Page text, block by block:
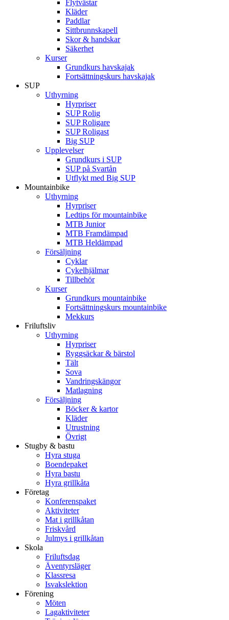
Flytvästar
Kläder
Paddlar
Sittbrunnskapell
Skor & handskar
Säkerhet
Kurser
Grundkurs havskajak
Fortsättningskurs havskajak
SUP
Uthyrning
Hyrpriser
SUP Rolig
SUP Roligare
SUP Roligast
Big SUP
Upplevelser
Grundkurs i SUP
SUP på Svartån
Utflykt med Big SUP
Mountainbike
Uthyrning
Hyrpriser
Ledtips för mountainbike
MTB Junior
MTB Framdämpad
MTB Heldämpad
Försäljning
Cyklar
Cykelhjälmar
Tillbehör
Kurser
Grundkurs mountainbike
Fortsättningskurs mountainbike
Mekkurs
Friluftsliv
Uthyrning
Hyrpriser
Ryggsäckar & bärstol
Tält
Sova
Vandringskängor
Matlagning
Försäljning
Böcker & kartor
Kläder
Utrustning
Övrigt
Stugby & bastu
Hyra stuga
Boendepaket
Hyra bastu
Hyra grillkåta
Företag
Konferenspaket
Aktiviteter
Mat i grillkåtan
Friskvård
Julmys i grillkåtan
Skola
Friluftsdag
Äventyrsläger
Klassresa
Isvakslektion
Förening
Möten
Lagaktiviteter